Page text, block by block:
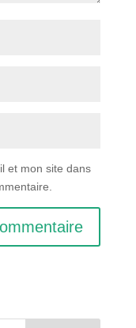
et mon site dans